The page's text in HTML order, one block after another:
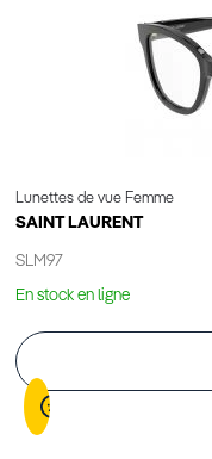
Lunettes de vue Femme
SAINT LAURENT
SLM97
En stock en ligne